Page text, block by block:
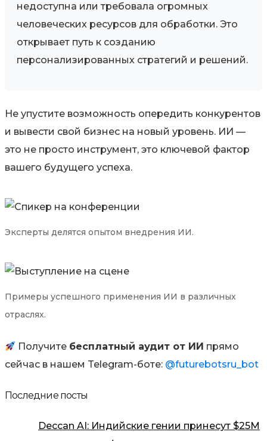
недоступна или требовала огромных
человеческих ресурсов для обработки. Это
открывает путь к созданию
персонализированных стратегий и решений.
Не упустите возможность опередить конкурентов
и вывести свой бизнес на новый уровень. ИИ —
это не просто инструмент, это ключевой фактор
вашего будущего успеха.
Эксперты делятся опытом внедрения ИИ.
Примеры успешного применения ИИ в различных
отраслях.
Получите бесплатный аудит от ИИ прямо
сейчас в нашем Telegram-боте: @futurebotsru_bot
Последние посты
Deccan AI: Индийские гении принесут $25М